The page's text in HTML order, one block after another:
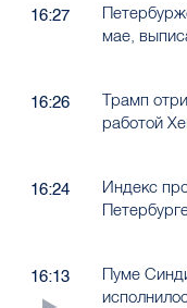
16:27
мае,
16:26
Трамп
работой
16:24
Индекс
16:13
Пуме